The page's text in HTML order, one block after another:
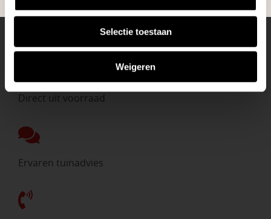
Selectie toestaan
Weigeren
Eigen bezorgdienst
Direct uit voorraad
Ervaren tuinadvies